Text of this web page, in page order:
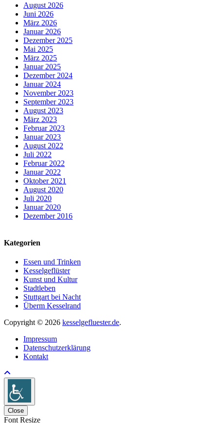
August 2026
Juni 2026
März 2026
Januar 2026
Dezember 2025
Mai 2025
März 2025
Januar 2025
Dezember 2024
Januar 2024
November 2023
September 2023
August 2023
März 2023
Februar 2023
Januar 2023
August 2022
Juli 2022
Februar 2022
Januar 2022
Oktober 2021
August 2020
Juli 2020
Januar 2020
Dezember 2016
Kategorien
Essen und Trinken
Kesselgeflüster
Kunst und Kultur
Stadtleben
Stuttgart bei Nacht
Überm Kesselrand
Copyright © 2026 kesselgefluester.de.
Impressum
Datenschutzerklärung
Kontakt
Close
Font Resize